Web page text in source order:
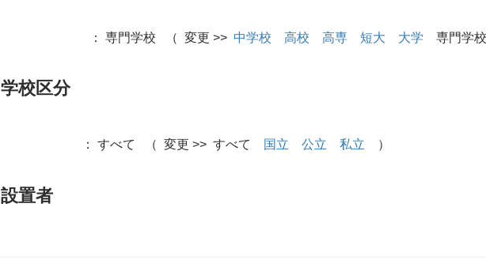
学校区分
： 専門学校 （ 変更 >> 中学校 高校 高専 短大 大学 専門学
設置者
： すべて （ 変更 >> すべて 国立 公立 私立 ）